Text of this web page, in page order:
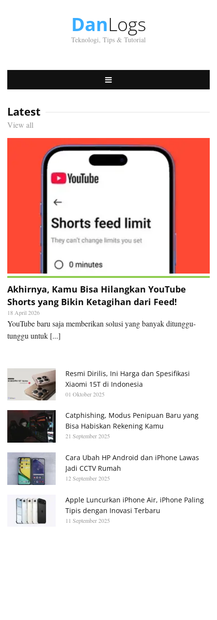
DanLogs
Teknologi, Tips & Tutorial
Latest
View all
Akhirnya, Kamu Bisa Hilangkan YouTube
Shorts yang Bikin Ketagihan dari Feed!
18 April 2026
YouTube baru saja memberikan solusi yang banyak ditunggu-
tunggu untuk [...]
Resmi Dirilis, Ini Harga dan Spesifikasi
Xiaomi 15T di Indonesia
01 Oktober 2025
Catphishing, Modus Penipuan Baru yang
Bisa Habiskan Rekening Kamu
21 September 2025
Cara Ubah HP Android dan iPhone Lawas
Jadi CCTV Rumah
12 September 2025
Apple Luncurkan iPhone Air, iPhone Paling
Tipis dengan Inovasi Terbaru
11 September 2025